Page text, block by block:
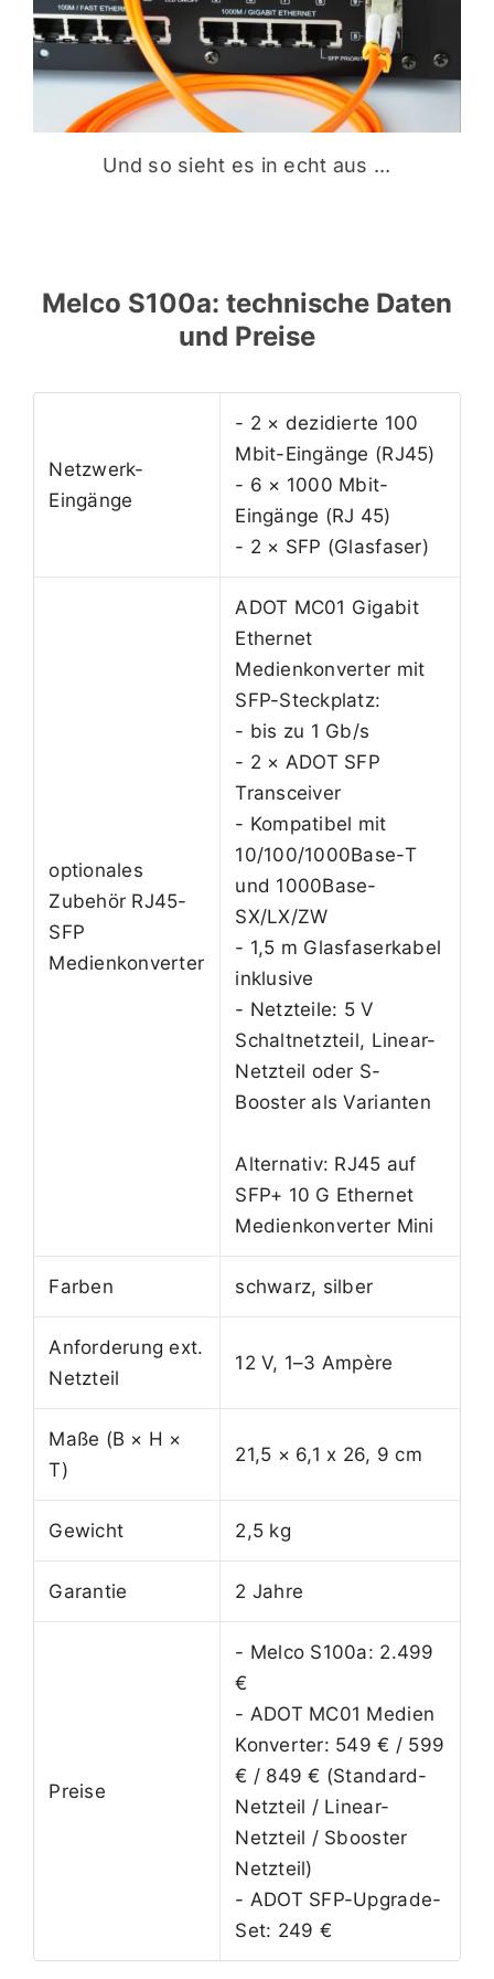
Und so sieht es in echt aus ...
Melco S100a: technische Daten
und Preise
Netzwerk-
Eingänge
- 2 × dezidierte 100
Mbit-Eingänge (RJ45)
- 6 × 1000 Mbit-
Eingänge (RJ 45)
- 2 × SFP (Glasfaser)
optionales
Zubehör RJ45-
SFP
Medienkonverter
ADOT MC01 Gigabit
Ethernet
Medienkonverter mit
SFP-Steckplatz:
- bis zu 1 Gb/s
- 2 × ADOT SFP
Transceiver
- Kompatibel mit
10/100/1000Base-T
und 1000Base-
SX/LX/ZW
- 1,5 m Glasfaserkabel
inklusive
- Netzteile: 5 V
Schaltnetzteil, Linear-
Netzteil oder S-
Booster als Varianten
Alternativ: RJ45 auf
SFP+ 10 G Ethernet
Medienkonverter Mini
Farben schwarz, silber
Anforderung ext.
Netzteil
12 V, 1–3 Ampère
Maße (B × H ×
T)
21,5 × 6,1 x 26, 9 cm
Gewicht 2,5 kg
Garantie 2 Jahre
Preise
- Melco S100a: 2.499
€
- ADOT MC01 Medien
Konverter: 549 € / 599
€ / 849 € (Standard-
Netzteil / Linear-
Netzteil / Sbooster
Netzteil)
- ADOT SFP-Upgrade-
Set: 249 €